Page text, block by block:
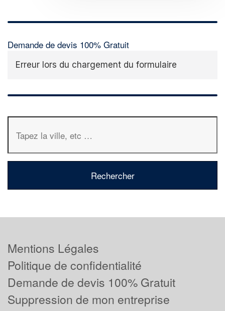
Demande de devis 100% Gratuit
Erreur lors du chargement du formulaire
Mentions Légales
Politique de confidentialité
Demande de devis 100% Gratuit
Suppression de mon entreprise